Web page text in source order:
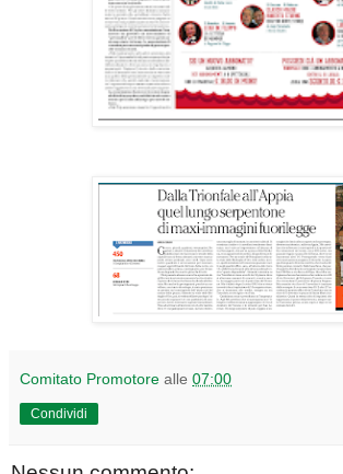
Comitato Promotore alle 07:00
Condividi